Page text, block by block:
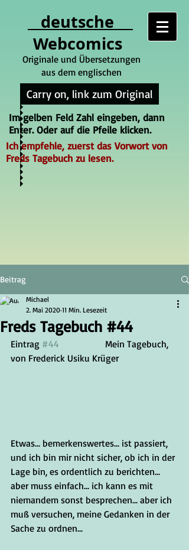
deutsche
Webcomics
Originale und Übersetzungen
aus dem englischen
Carry on, link zum Original
Im gelben Feld Zahl eingeben, dann
Enter. Oder auf die Pfeile klicken.
Ich empfehle, zuerst das Vorwort von
Freds Tagebuch zu lesen.
Beitrag
Freds Tagebuch #44
Michael
2. Mai 2020 11 Min. Lesezeit
Eintrag #44
von Frederick Usiku Krüger
Etwas... bemerkenswertes... ist passiert,
und ich bin mir nicht sicher, ob ich in der
Lage bin, es ordentlich zu berichten...
aber muss einfach... ich kann es mit
niemandem sonst besprechen... aber ich
muß versuchen, meine Gedanken in der
Sache zu ordnen...